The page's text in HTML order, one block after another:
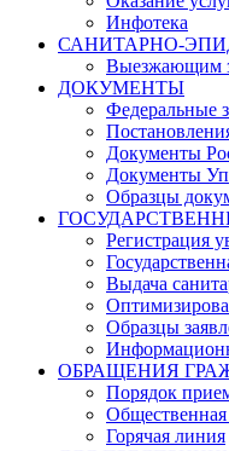
Инфотека
САНИТАРНО-
Выезжающим
ДОКУМЕНТЫ
Федеральные
Документы
Документы
Образцы
Регистрация
Выдача
Образцы
ОБРАЩЕНИЯ
Порядок
Горячая линия